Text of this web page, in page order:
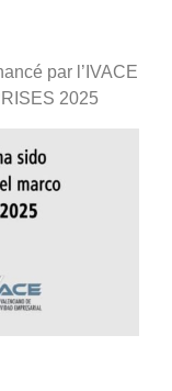
par l’IVACE
2025